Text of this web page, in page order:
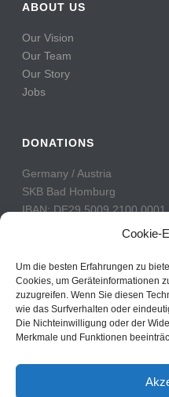
Cookie-
Um die besten Erfahrungen zu
Cookies, um Geräteinformationen
zuzugreifen. Wenn Sie diesen
wie das Surfverhalten oder
Die Nichteinwilligung oder der
Merkmale und Funktionen
ABOUT US
Our Vision
Our Team
Our Story
Jobs
DONATIONS
Germany / Austria
SKB Bad Homburg
IBAN: DE29 5009 2100
BIC: GENODE51BH2
Switzerland
PostFinance
Konto: 60-742493-7
IBAN: CH31 0900 0000
BIC: POFICHBEXXX